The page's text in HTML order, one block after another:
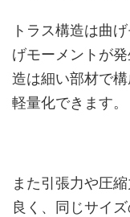
トラス構造は曲
げモーメントが
造は細い部材で
軽量化できます。
また引張力や圧
良く、同じサイ